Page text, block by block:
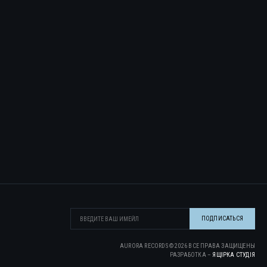
AURORA RECORDS ©2026 ВСЕ ПРАВА ЗАЩИЩЕНЫ
РАЗРАБОТКА – ЯЩІРКА CТУДІЯ